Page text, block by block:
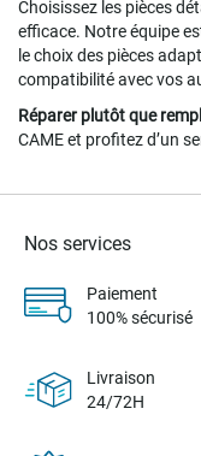
Choisissez les pièces
efficace. Notre équipe
le choix des pièces
compatibilité avec vos
Réparer plutôt que
CAME et profitez d’un
Nos services
Paiement
100% sécurisé
Livraison
24/72H